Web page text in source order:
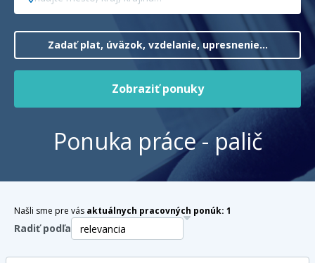
Slovensko
Krajina/región
mesto,
krajinu…Zadať plat, úväzok, vzdelanie, upresnenie…
Zobraziť ponuky
Ponuka práce - palič
Našli sme pre vás aktuálnych pracovných ponúk: 1
Radiť podľa